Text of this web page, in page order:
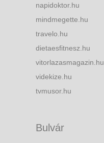
napidoktor.hu
mindmegette.hu
travelo.hu
dietaesfitnesz.hu
vitorlazasmagazin.hu
videkize.hu
tvmusor.hu
Bulvár